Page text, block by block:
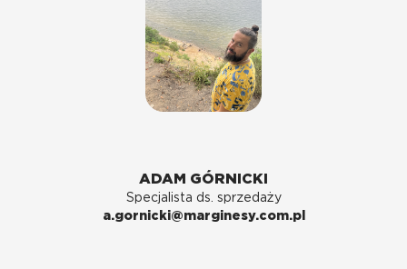
ADAM GÓRNICKI
Specjalista ds. sprzedaży
a.gornicki@marginesy.com.pl